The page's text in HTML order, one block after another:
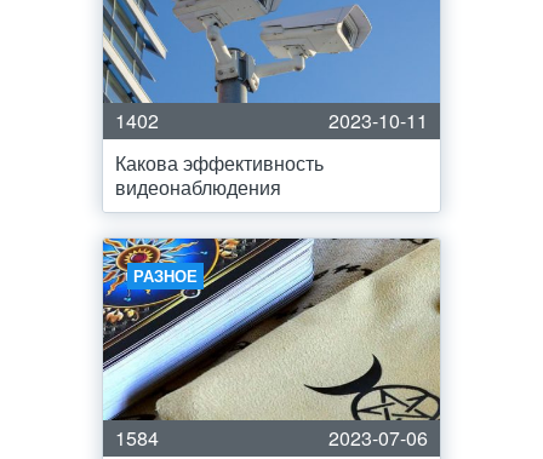
1402
2023-10-11
Какова эффективность
видеонаблюдения
РАЗНОЕ
1584
2023-07-06